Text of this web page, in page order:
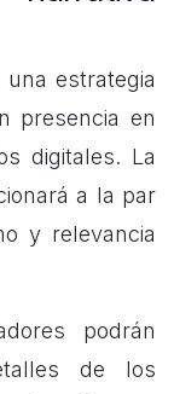
estrategia
presencia en
digitales. La
a la par
y relevancia
podrán
de los